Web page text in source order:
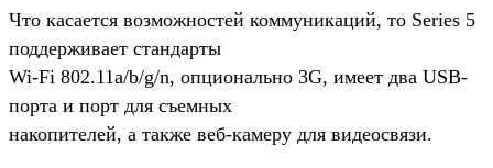
Что касается возможностей коммуникаций, то Series 5
поддерживает стандарты
Wi-Fi 802.11a/b/g/n, опционально 3G, имеет два USB-
порта и порт для съемных
накопителей, а также веб-камеру для видеосвязи.